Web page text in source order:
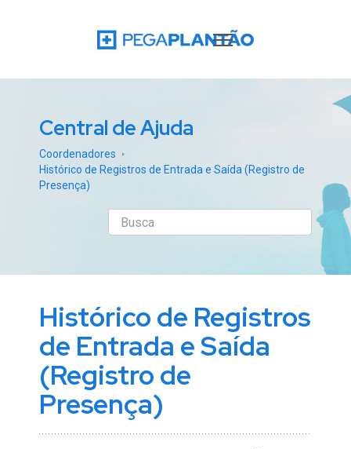
Central de Ajuda
Coordenadores
Histórico de Registros de Entrada e Saída (Registro de
Presença)
Histórico de Registros
de Entrada e Saída
(Registro de
Presença)